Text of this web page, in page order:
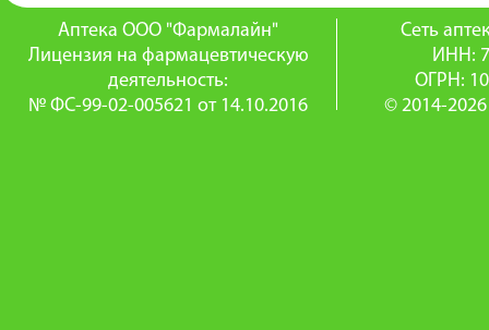
Аптека ООО "Фармалайн"
Лицензия на фармацевтическую
деятельность:
№ ФС-99-02-005621 от 14.10.2016
Сеть
ИНН:
ОГРН:
© 2014-